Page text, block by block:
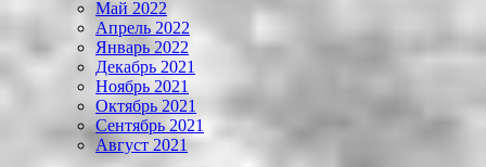
Май 2022
Апрель 2022
Январь 2022
Декабрь 2021
Ноябрь 2021
Октябрь 2021
Сентябрь 2021
Август 2021